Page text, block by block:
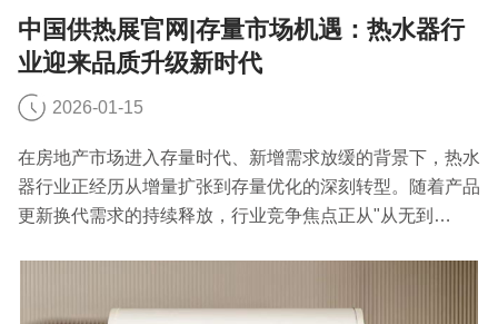
中国供热展官网|存量市场机遇：热水器行
业迎来品质升级新时代
2026-01-15
在房地产市场进入存量时代、新增需求放缓的背景下，热水
器行业正经历从增量扩张到存量优化的深刻转型。随着产品
更新换代需求的持续释放，行业竞争焦点正从"从无到